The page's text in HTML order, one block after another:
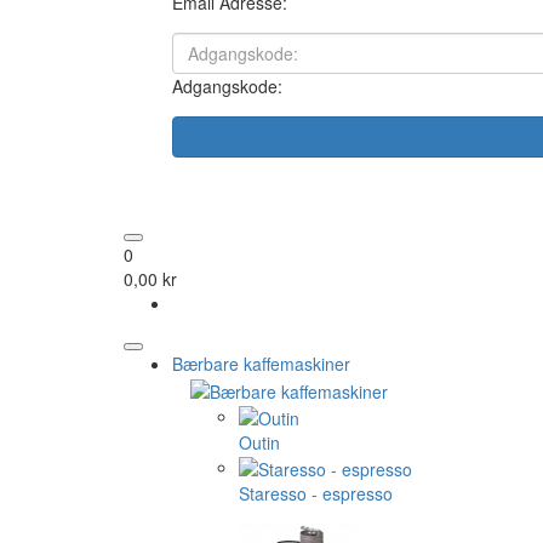
Adgangskode:
0
0,00 kr
Bærbare kaffemaskiner
Outin
Staresso - espresso